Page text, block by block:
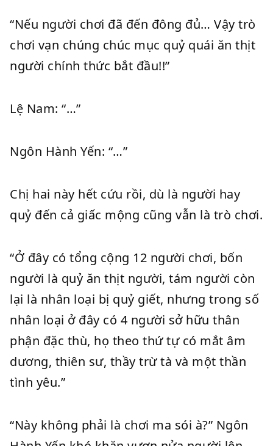
“Nếu người chơi đã đến đông đủ… Vậy trò
chơi vạn chúng chúc mục quỷ quái ăn thịt
người chính thức bắt đầu!!”
Lệ Nam: “…”
Ngôn Hành Yến: “…”
Chị hai này hết cứu rồi, dù là người hay
quỷ đến cả giấc mộng cũng vẫn là trò chơi.
“Ở đây có tổng cộng 12 người chơi, bốn
người là quỷ ăn thịt người, tám người còn
lại là nhân loại bị quỷ giết, nhưng trong số
nhân loại ở đây có 4 người sở hữu thân
phận đặc thù, họ theo thứ tự có mắt âm
dương, thiên sư, thầy trừ tà và một thần
tình yêu.”
“Này không phải là chơi ma sói à?” Ngôn